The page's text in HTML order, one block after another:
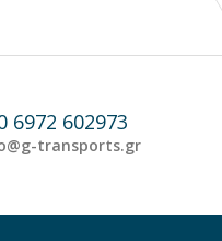
6972 602973
transports.gr